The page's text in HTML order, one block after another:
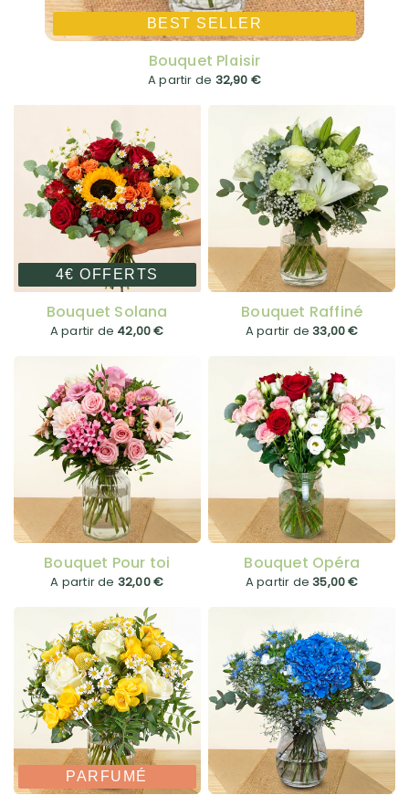
BEST SELLER
Bouquet Plaisir
A partir de 32,90 €
4€ OFFERTS
Bouquet Solana
A partir de 42,00 €
Bouquet Raffiné
A partir de33,00 €
Bouquet Pour toi
A partir de 32,00 €
Bouquet Opéra
A partir de35,00 €
PARFUMÉ